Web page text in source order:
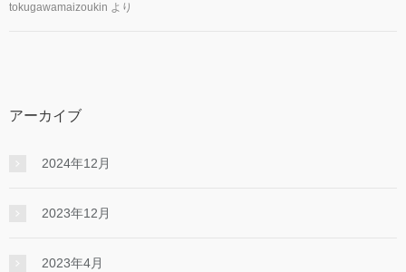
tokugawamaizoukin より
アーカイブ
2024年12月
2023年12月
2023年4月